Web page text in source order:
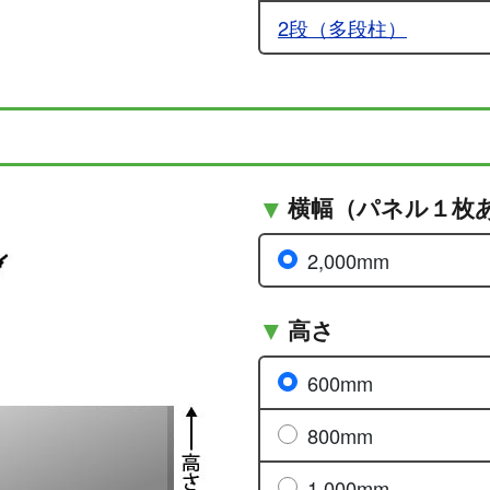
2段（多段柱）
横幅（パネル１枚
2,000mm
高さ
600mm
800mm